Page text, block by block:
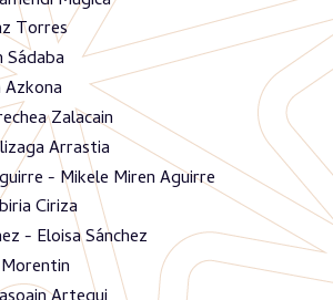
Torres
Zalacain
Arrastia
- Mikele Miren Aguirre
Ciriza
- Eloisa Sánchez